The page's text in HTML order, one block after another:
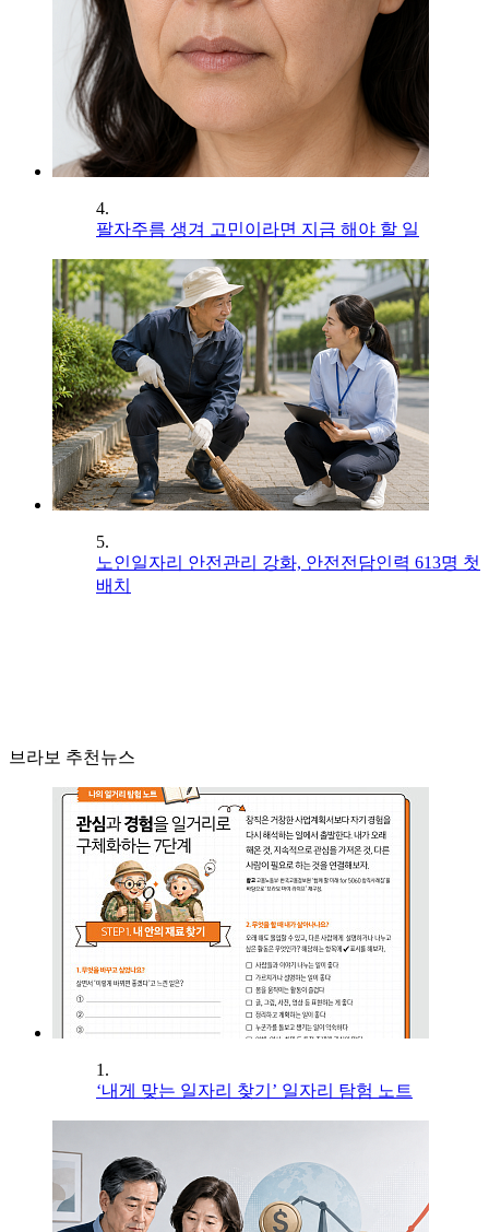
4.
팔자주름 생겨 고민이라면 지금 해야 할 일
5.
노인일자리 안전관리 강화, 안전전담인력 613명 첫
배치
브라보 추천뉴스
1.
‘내게 맞는 일자리 찾기’ 일자리 탐험 노트